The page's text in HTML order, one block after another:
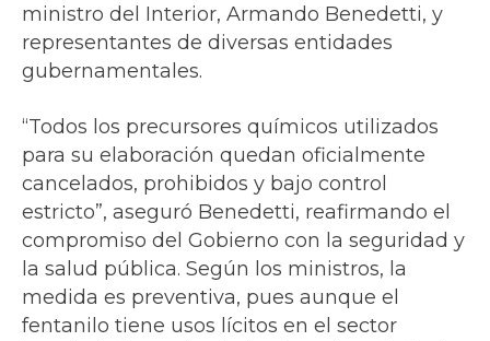
ministro del Interior, Armando Benedetti, y
representantes de diversas entidades
gubernamentales.
“Todos los precursores químicos utilizados
para su elaboración quedan oficialmente
cancelados, prohibidos y bajo control
estricto”, aseguró Benedetti, reafirmando el
compromiso del Gobierno con la seguridad y
la salud pública. Según los ministros, la
medida es preventiva, pues aunque el
fentanilo tiene usos lícitos en el sector